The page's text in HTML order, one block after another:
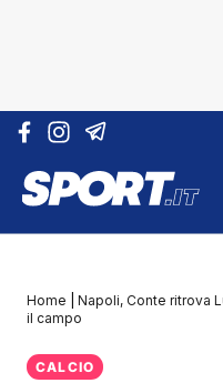
Vai al contenuto
Home
Napoli, Conte ritrova
il campo
CALCIO